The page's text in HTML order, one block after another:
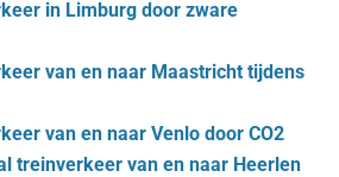
in Limburg door zware
van en naar Maastricht tijdens
van en naar Venlo door CO2
treinverkeer van en naar Heerlen